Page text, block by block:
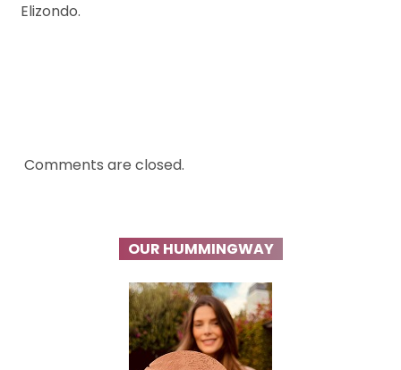
Elizondo.
Comments are closed.
OUR HUMMINGWAY